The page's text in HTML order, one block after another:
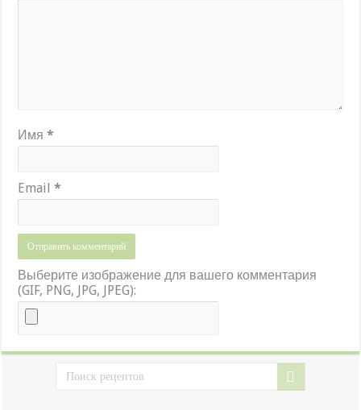
Имя*
Email*
Выберите изображение для вашего комментария
(GIF, PNG, JPG, JPEG):